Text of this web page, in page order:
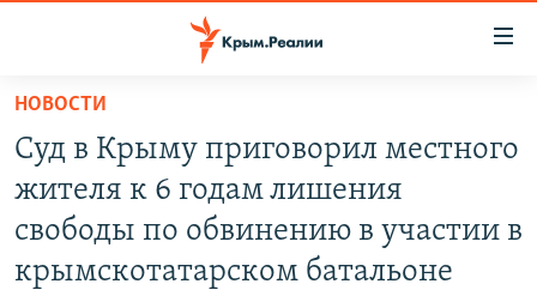
Вернуться
основному
содержанию
Вернутся
главной
СПЕЦПРОЕКТЫ
ГРУЗ 200
ВОДА
НОВОСТИ
Суд в Крыму приговорил местного
жителя к 6 годам лишения
свободы по обвинению в участии в
крымскотатарском батальоне